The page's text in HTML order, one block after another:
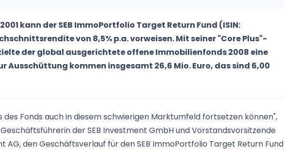
kann der SEB ImmoPortfolio Target Return Fund (ISIN:
von 8,5% p.a. vorweisen. Mit seiner "Core Plus"-
der global ausgerichtete offene Immobilienfonds 2008 eine
Ausschüttung kommen insgesamt 26,6 Mio. Euro, das sind 6,00
des Fonds auch in diesem schwierigen Marktumfeld fortsetzen können",
der SEB Investment GmbH und Vorstandsvorsitzende
AG, den Geschäftsverlauf für den SEB ImmoPortfolio Target Return Fund